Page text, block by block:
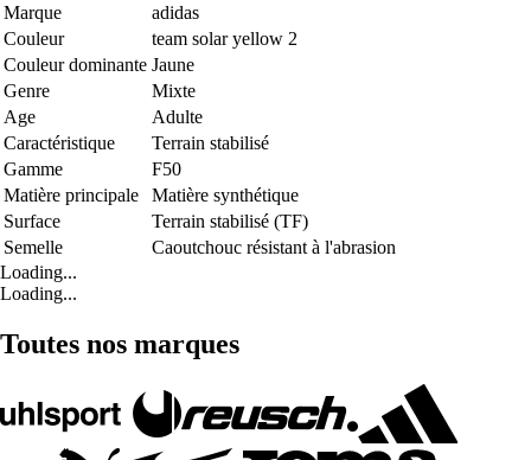
Marque
adidas
Couleur
team solar yellow 2
Couleur dominante Jaune
Genre
Mixte
Age
Adulte
Caractéristique
Terrain stabilisé
Gamme
F50
Matière principale
Matière synthétique
Surface
Terrain stabilisé (TF)
Semelle
Caoutchouc résistant à l'abrasion
Loading...
Loading...
Toutes nos marques